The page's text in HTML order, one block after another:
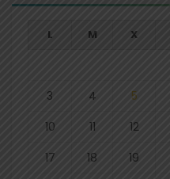
L M X
3
4 5
10
11 12
17
18 19